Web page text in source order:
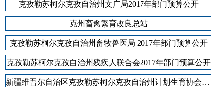
克孜勒苏柯尔克孜自治州文广局2017年部门预算公开
克州畜禽繁育改良总站
克孜勒苏柯尔克孜自治州畜牧兽医局 2017年部门预算公开
克孜勒苏柯尔克孜自治州残疾人联合会2017年部门预算公开
新疆维吾尔自治区克孜勒苏柯尔克孜自治州计划生育协会2017年部门预算公开